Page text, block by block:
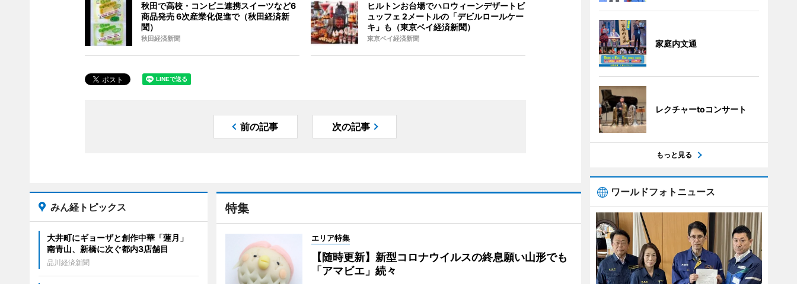
秋田で高校・コンビニ連携スイーツなど6
商品発売 6次産業化促進で（秋田経済新
聞）
秋田経済新聞
ヒルトンお台場でハロウィーンデザートビ
ュッフェ 2メートルの「デビルロールケー
キ」も（東京ベイ経済新聞）
東京ベイ経済新聞
前の記事 次の記事
特集
エリア特集
【随時更新】新型コロナウイルスの終息願い山形でも
「アマビエ」続々
みん経トピックス
大井町にギョーザと創作中華「蓮月」
南青山、新橋に次ぐ都内3店舗目
品川経済新聞
家庭内文通
レクチャーtoコンサート
もっと見る
ワールドフォトニュース